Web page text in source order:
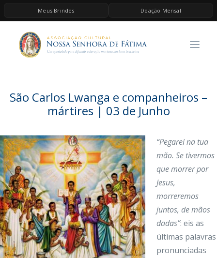
Meus Brindes Doação Mensal
HOME
A ASSOCIAÇÃO
AS MELHORES MÚSICAS CATÓLICAS
QUERO DOAR
São Carlos Lwanga e companheiros –
mártires | 03 de Junho
“Pegarei na tua
mão. Se tivermos
que morrer por
Jesus,
morreremos
juntos, de mãos
dadas”: eis as
últimas palavras
pronunciadas